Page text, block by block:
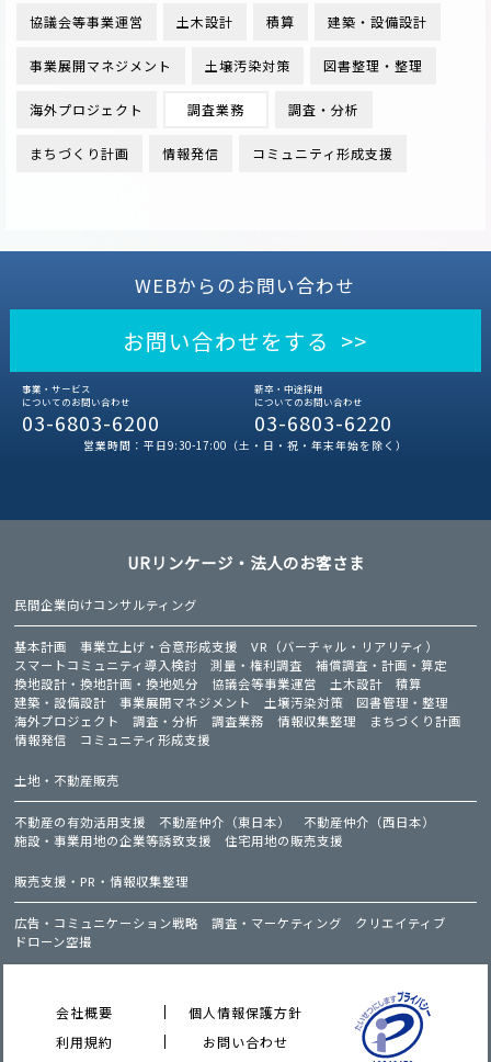
協議会等事業運営 土木設計 積算 建築・設備設計
事業展開マネジメント 土壌汚染対策 図書整理・整理
海外プロジェクト 調査業務 調査・分析
まちづくり計画 情報発信 コミュニティ形成支援
WEBからのお問い合わせ
お問い合わせをする >>
事業・サービス
についてのお問い合わせ
03-6803-6200
新卒・中途採用
についてのお問い合わせ
03-6803-6220
営業時間：平日9:30-17:00（土・日・祝・年末年始を除く）
URリンケージ・法人のお客さま
民間企業向けコンサルティング
基本計画 事業立上げ・合意形成支援
VR（バーチャル・リアリティ）
スマートコミュニティ導入検討
測量・権利調査
補償調査・計画・算定
換地設計・換地計画・換地処分
協議会等事業運営 土木設計
積算
建築・設備設計
事業展開マネジメント 土壌汚染対策
図書管理・整理
海外プロジェクト
調査・分析 調査業務 情報収集整理
まちづくり計画
情報発信
コミュニティ形成支援
土地・不動産販売
不動産の有効活用支援 不動産仲介（東日本）
不動産仲介（西日本）
施設・事業用地の企業等誘致支援
住宅用地の販売支援
販売支援・PR・情報収集整理
広告・コミュニケーション戦略 調査・マーケティング
クリエイティブ
ドローン空撮
会社概要
個人情報保護方針
利用規約
お問い合わせ